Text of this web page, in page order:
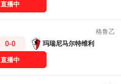
直播中
格鲁乙
0-0 玛瑞尼马尔特维利
直播中